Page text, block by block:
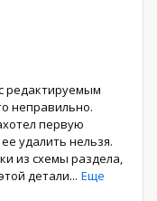
редактируемым
неправильно.
первую
удалить нельзя.
из схемы раздела,
детали... Еще